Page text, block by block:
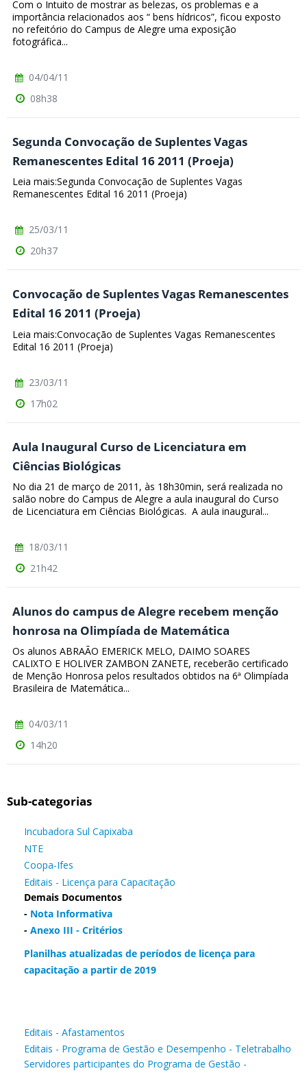
Com o Intuito de mostrar as belezas, os problemas e a
importância relacionados aos “ bens hídricos”, ficou exposto
no refeitório do Campus de Alegre uma exposição
fotográfica...
04/04/11
08h38
Segunda Convocação de Suplentes Vagas
Remanescentes Edital 16 2011 (Proeja)
Leia mais:Segunda Convocação de Suplentes Vagas
Remanescentes Edital 16 2011 (Proeja)
25/03/11
20h37
Convocação de Suplentes Vagas Remanescentes
Edital 16 2011 (Proeja)
Leia mais:Convocação de Suplentes Vagas Remanescentes
Edital 16 2011 (Proeja)
23/03/11
17h02
Aula Inaugural Curso de Licenciatura em
Ciências Biológicas
No dia 21 de março de 2011, às 18h30min, será realizada no
salão nobre do Campus de Alegre a aula inaugural do Curso
de Licenciatura em Ciências Biológicas. A aula inaugural...
18/03/11
21h42
Alunos do campus de Alegre recebem menção
honrosa na Olimpíada de Matemática
Os alunos ABRAÃO EMERICK MELO, DAIMO SOARES
CALIXTO E HOLIVER ZAMBON ZANETE, receberão certificado
de Menção Honrosa pelos resultados obtidos na 6ª Olimpíada
Brasileira de Matemática...
04/03/11
14h20
Sub-categorias
Incubadora Sul Capixaba
NTE
Coopa-Ifes
Editais - Licença para Capacitação
Demais Documentos
- Nota Informativa
- Anexo III - Critérios
Planilhas atualizadas de períodos de licença para
capacitação a partir de 2019
Editais - Afastamentos
Editais - Programa de Gestão e Desempenho - Teletrabalho
Servidores participantes do Programa de Gestão -